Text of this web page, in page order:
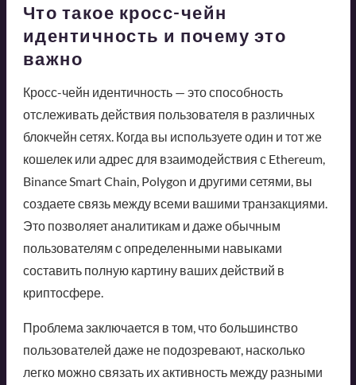
Что такое кросс-чейн
идентичность и почему это
важно
Кросс-чейн идентичность — это способность
отслеживать действия пользователя в различных
блокчейн сетях. Когда вы используете один и тот же
кошелек или адрес для взаимодействия с Ethereum,
Binance Smart Chain, Polygon и другими сетями, вы
создаете связь между всеми вашими транзакциями.
Это позволяет аналитикам и даже обычным
пользователям с определенными навыками
составить полную картину ваших действий в
криптосфере.
Проблема заключается в том, что большинство
пользователей даже не подозревают, насколько
легко можно связать их активность между разными